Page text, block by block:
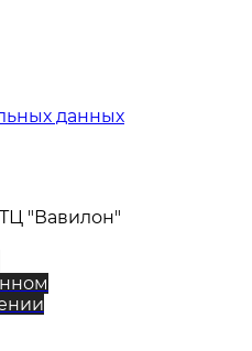
данных
ТЦ "Вавилон"